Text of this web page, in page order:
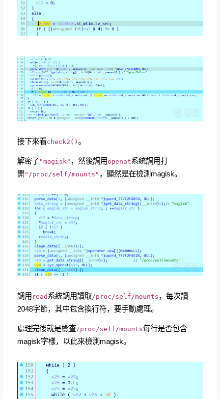
接下來看check2()。
解密了"magisk" ，然後調用openat系統調用打
開 "/proc/self/mounts" ，顯然是在檢測magisk。
調用 read系統調用讀取/proc/self/mounts，每次讀
2048字節，其中包含換行符，要手動處理。
處理完後就是檢查/proc/self/mounts每行是否包含
magisk字樣，以此來檢測magisk。